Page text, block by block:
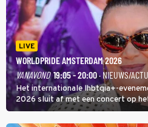
LIVE
WORLDPRIDE AMSTERDAM 2026
VANAVOND 19:05 - 20:00· NIEUWS/
Het internationale lhbtqia+-
2026 sluit af met een concert op
Anita Doth is een van de
veroverde ze de wereld als